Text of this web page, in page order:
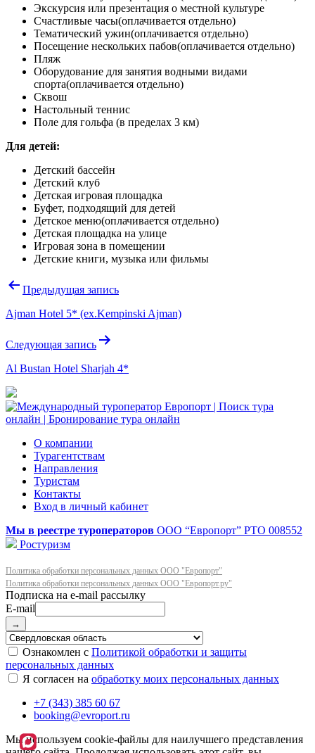
Экскурсия или презентация о местной культуре
Счастливые часы(оплачивается отдельно)
Тематический ужин(оплачивается отдельно)
Посещение нескольких пабов(оплачивается отдельно)
Пляж
Оборудование для занятия водными видами
спорта(оплачивается отдельно)
Сквош
Настольный теннис
Поле для гольфа (в пределах 3 км)
Для детей:
Детский бассейн
Детский клуб
Детская игровая площадка
Буфет, подходящий для детей
Детское меню(оплачивается отдельно)
Детская площадка на улице
Игровая зона в помещении
Детские книги, музыка или фильмы
Навигация
записям
Предыдущая запись
Ajman Hotel 5* (ex.Kempinski Ajman)
Следующая запись
Al Bustan Hotel Sharjah 4*
О компании
Турагентствам
Направления
Туристам
Контакты
Вход в личный кабинет
Мы в реестре туроператоров ООО “Европорт” РТО 008552
Ростуризм
Политика обработки персональных данных ООО "Европорт"
Политика обработки персональных данных ООО "Европорт.ру"
E-mail
→
Ознакомлен с Политикой обработки и защиты
персональных данных
Я согласен на обработку моих персональных данных
+7 (343) 385 60 67
booking@evroport.ru
Мы используем cookie-файлы для наилучшего представления